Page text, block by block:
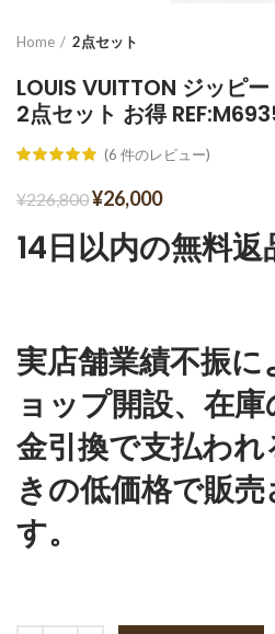
Home 2点セット
LOUIS VUITTON ジッピ
2点セット お得
(6 件のレビュー)
¥226,800¥26,000
14日以内の無料
実店舗業績不振
ョップ開設、在
金引換で支払わ
きの低価格で販
す。